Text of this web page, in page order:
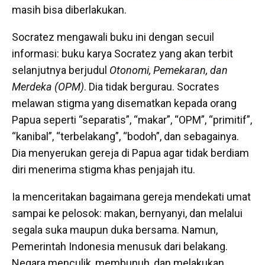
masih bisa diberlakukan.
Socratez mengawali buku ini dengan secuil
informasi: buku karya Socratez yang akan terbit
selanjutnya berjudul Otonomi, Pemekaran, dan
Merdeka (OPM). Dia tidak bergurau. Socrates
melawan stigma yang disematkan kepada orang
Papua seperti “separatis”, “makar”, “OPM”, “primitif”,
“kanibal”, “terbelakang”, “bodoh”, dan sebagainya.
Dia menyerukan gereja di Papua agar tidak berdiam
diri menerima stigma khas penjajah itu.
Ia menceritakan bagaimana gereja mendekati umat
sampai ke pelosok: makan, bernyanyi, dan melalui
segala suka maupun duka bersama. Namun,
Pemerintah Indonesia menusuk dari belakang.